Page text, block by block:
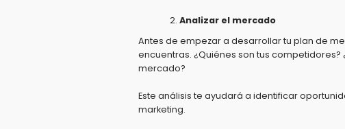
Analizar el mercado
Antes de empezar a desarrollar tu plan de
encuentras. ¿Quiénes son tus competidores?
mercado?
Este análisis te ayudará a identificar
marketing.